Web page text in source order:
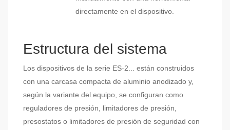
directamente en el dispositivo.
Estructura del sistema
Los dispositivos de la serie ES-2... están construidos
con una carcasa compacta de aluminio anodizado y,
según la variante del equipo, se configuran como
reguladores de presión, limitadores de presión,
presostatos o limitadores de presión de seguridad con